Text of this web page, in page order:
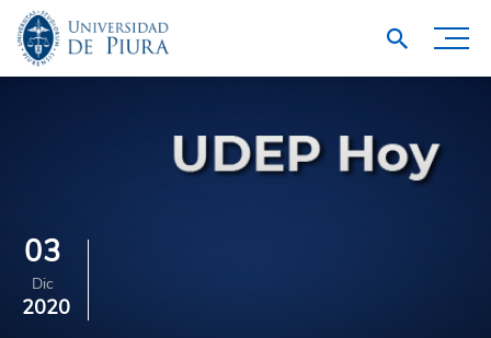
03
Dic
2020